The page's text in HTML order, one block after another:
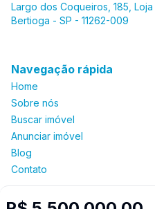
Largo dos Coqueiros, 185,
Bertioga - SP - 11262-009
Navegação rápida
Home
Sobre nós
Buscar imóvel
Anunciar imóvel
Blog
Contato